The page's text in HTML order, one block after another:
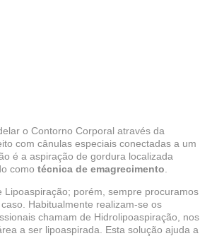
o Contorno Corporal através da
com cânulas especiais conectadas a um
é a aspiração de gordura localizada
como técnica de emagrecimento
porém, sempre procuramos
Habitualmente realizam-se os
chamam de Hidrolipoaspiração, nos
a ser lipoaspirada. Esta solução ajuda a